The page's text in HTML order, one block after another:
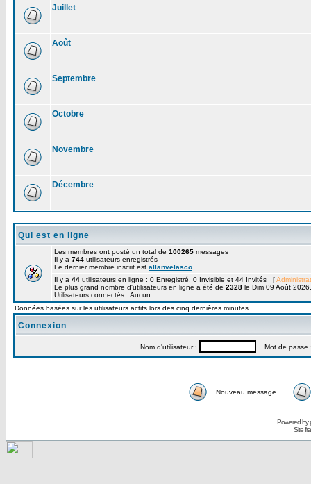
Juillet
Août
Septembre
Octobre
Novembre
Décembre
Qui est en ligne
Les membres ont posté un total de 100265 messages
Il y a 744 utilisateurs enregistrés
Le dernier membre inscrit est allanvelasco
Il y a 44 utilisateurs en ligne : 0 Enregistré, 0 Invisible et 44 Invités [
Le plus grand nombre d'utilisateurs en ligne a été de 2328 le Dim 09 Août
Utilisateurs connectés : Aucun
Données basées sur les utilisateurs actifs lors des cinq dernières minutes.
Connexion
Nom d'utilisateur : Mot de passe
Nouveau message
Powered by
Site